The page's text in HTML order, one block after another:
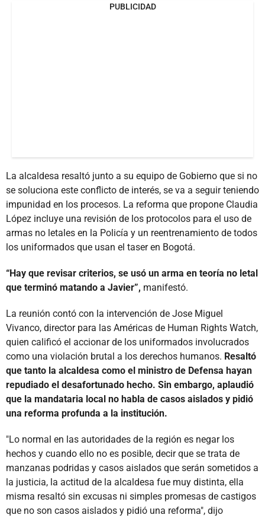
PUBLICIDAD
La alcaldesa resaltó junto a su equipo de Gobierno que si no
se soluciona este conflicto de interés, se va a seguir teniendo
impunidad en los procesos. La reforma que propone Claudia
López incluye una revisión de los protocolos para el uso de
armas no letales en la Policía y un reentrenamiento de todos
los uniformados que usan el taser en Bogotá.
“Hay que revisar criterios, se usó un arma en teoría no letal
que terminó matando a Javier”, manifestó.
La reunión contó con la intervención de Jose Miguel
Vivanco, director para las Américas de Human Rights Watch,
quien calificó el accionar de los uniformados involucrados
como una violación brutal a los derechos humanos. Resaltó
que tanto la alcaldesa como el ministro de Defensa hayan
repudiado el desafortunado hecho. Sin embargo, aplaudió
que la mandataria local no habla de casos aislados y pidió
una reforma profunda a la institución.
"Lo normal en las autoridades de la región es negar los
hechos y cuando ello no es posible, decir que se trata de
manzanas podridas y casos aislados que serán sometidos a
la justicia, la actitud de la alcaldesa fue muy distinta, ella
misma resaltó sin excusas ni simples promesas de castigos
que no son casos aislados y pidió una reforma", dijo